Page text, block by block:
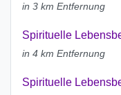
in 3 km Entfernung
Spirituelle
in 4 km Entfernung
Spirituelle